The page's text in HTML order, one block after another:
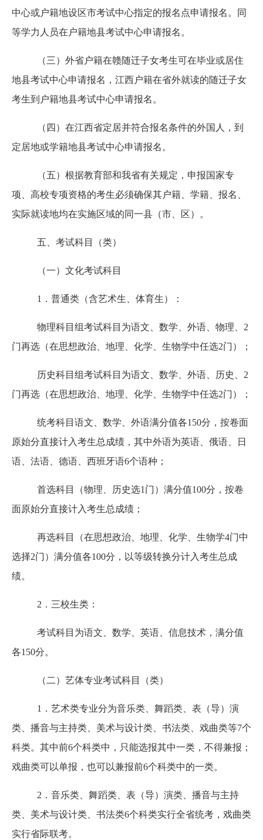
中心或户籍地设区市考试中心指定的报名点申请报名。同
等学力人员在户籍地县考试中心申请报名。
（三）外省户籍在赣随迁子女考生可在毕业或居住
地县考试中心申请报名，江西户籍在省外就读的随迁子女
考生到户籍地县考试中心申请报名。
（四）在江西省定居并符合报名条件的外国人，到
定居地或学籍地县考试中心申请报名。
（五）根据教育部和我省有关规定，申报国家专
项、高校专项资格的考生必须确保其户籍、学籍、报名、
实际就读地均在实施区域的同一县（市、区）。
五、考试科目（类）
（一）文化考试科目
1．普通类（含艺术生、体育生）：
物理科目组考试科目为语文、数学、外语、物理、 2
门再选（在思想政治、地理、化学、生物学中任选2门）；
历史科目组考试科目为语文、数学、外语、历史、 2
门再选（在思想政治、地理、化学、生物学中任选2门）；
统考科目语文、数学、外语满分值各150分，按卷面
原始分直接计入考生总成绩，其中外语为英语、俄语、日
语、法语、德语、西班牙语6个语种；
首选科目（物理、历史选1门）满分值100分，按卷
面原始分直接计入考生总成绩；
再选科目（在思想政治、地理、化学、生物学4门中
选择2门）满分值各100分，以等级转换分计入考生总成
绩。
2．三校生类：
考试科目为语文、数学、英语、信息技术，满分值
各150分。
（二）艺体专业考试科目（类）
1．艺术类专业分为音乐类、舞蹈类、表（导）演
类、播音与主持类、美术与设计类、书法类、戏曲类等7个
科类。其中前6个科类中，只能选报其中一类，不得兼报；
戏曲类可以单报，也可以兼报前6个科类中的一类。
2．音乐类、舞蹈类、表（导）演类、播音与主持
类、美术与设计类、书法类6个科类实行全省统考，戏曲类
实行省际联考。